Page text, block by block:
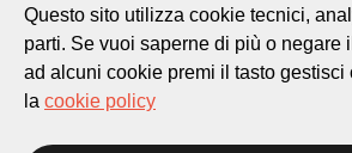
lugano.ch
Cookie policy
Homepage
Questo sito utilizza cookie tecnici,
parti. Se vuoi saperne di più o negare
ad alcuni cookie premi il tasto gestisci
la cookie policy